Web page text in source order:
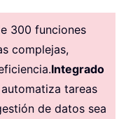
300 funciones
complejas,
Integrado
tareas
de datos sea